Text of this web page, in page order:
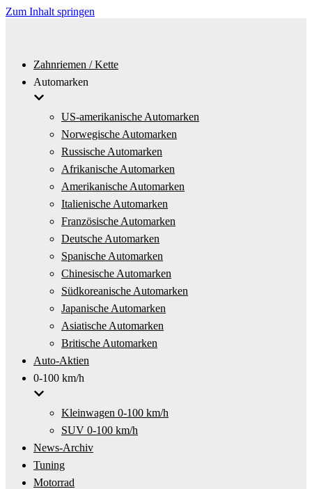
Zum Inhalt springen
Zahnriemen / Kette
Automarken
US-amerikanische Automarken
Norwegische Automarken
Russische Automarken
Afrikanische Automarken
Amerikanische Automarken
Italienische Automarken
Französische Automarken
Deutsche Automarken
Spanische Automarken
Chinesische Automarken
Südkoreanische Automarken
Japanische Automarken
Asiatische Automarken
Britische Automarken
Auto-Aktien
0-100 km/h
Kleinwagen 0-100 km/h
SUV 0-100 km/h
News-Archiv
Tuning
Motorrad